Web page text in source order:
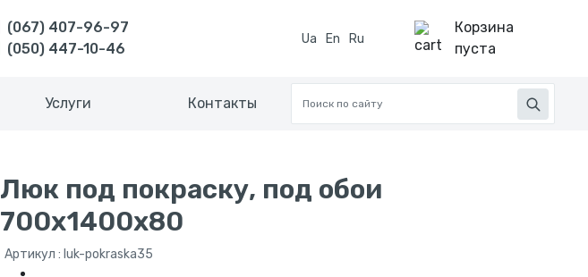
(067) 407-96-97
(050) 447-10-46
Ua En Ru
Корзина
пуста
Услуги Контакты
Люк под покраску, под обои
700х1400х80
Артикул : luk-pokraska35